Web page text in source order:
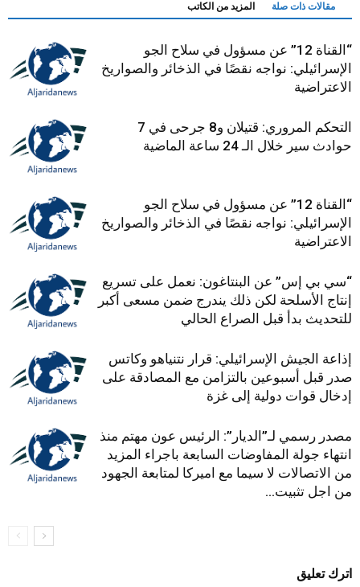
مقالات ذات صلة المزيد من الكاتب
“القناة 12” عن مسؤول في سلاح الجو
الإسرائيلي: نواجه نقصًا في الذخائر والصواريخ
الاعتراضية
التحكم المروري: قتيلان و8 جرحى في 7
حوادث سير خلال الـ 24 ساعة الماضية
“القناة 12” عن مسؤول في سلاح الجو
الإسرائيلي: نواجه نقصًا في الذخائر والصواريخ
الاعتراضية
“سي بي إس” عن البنتاغون: نعمل على تسريع
إنتاج الأسلحة لكن ذلك يندرج ضمن مسعى أكبر
للتحديث بدأ قبل الصراع الحالي
إذاعة الجيش الإسرائيلي: قرار نتنياهو وكاتس
صدر قبل أسبوعين بالتزامن مع المصادقة على
إدخال قوات دولية إلى غزة
مصدر رسمي لـ”الديار”: الرئيس عون مهتم منذ
انتهاء جولة المفاوضات السابعة باجراء المزيد
من الاتصالات لا سيما مع اميركا لمتابعة الجهود
من اجل تثبيت...
اترك تعليق